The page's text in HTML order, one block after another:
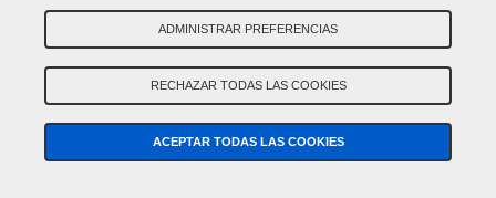
CAIRNGORM BROWN MET. ( LAND ROVER ) AUF
Código de Producto:VCD-BLVC-408
CAIRNS BLUE MET. (L.ROVER)
ADMINISTRAR PREFERENCIAS
RECHAZAR TODAS LAS COOKIES
ACEPTAR TODAS LAS COOKIES